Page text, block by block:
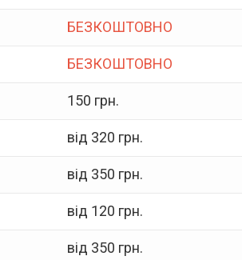
БЕЗКОШТОВНО
БЕЗКОШТОВНО
150 грн.
від 320 грн.
від 350 грн.
від 120 грн.
від 350 грн.